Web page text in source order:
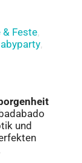
& Feste,
,
und